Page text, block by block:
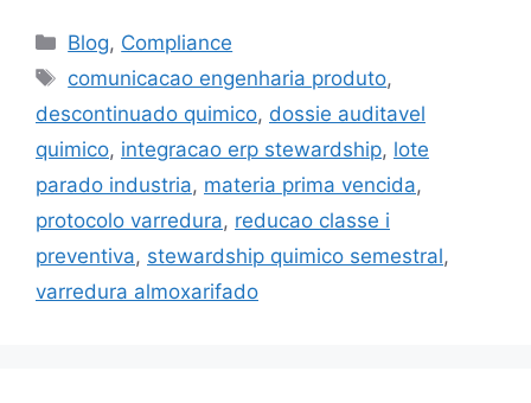
Blog, Compliance
comunicacao engenharia produto,
descontinuado quimico, dossie auditavel
quimico, integracao erp stewardship, lote
parado industria, materia prima vencida,
protocolo varredura, reducao classe i
preventiva, stewardship quimico semestral,
varredura almoxarifado